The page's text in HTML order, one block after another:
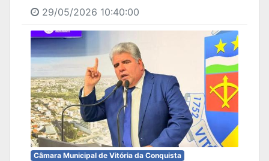
29/05/2026 10:40:00
Câmara Municipal de Vitória da Conquista